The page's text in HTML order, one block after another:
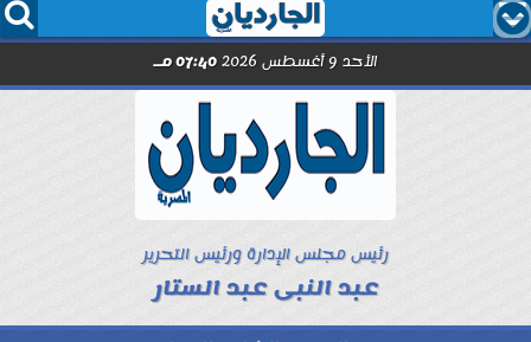
  
الأحد 9 أغسطس 2026 07:40 مـ
رئيس مجلس الإدارة ورئيس التحرير
عبد النبى عبد الستار